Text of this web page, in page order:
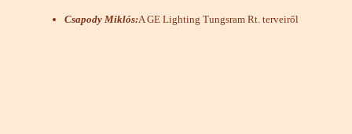
Csapody Miklós:A GE Lighting Tungsram Rt. terveiről